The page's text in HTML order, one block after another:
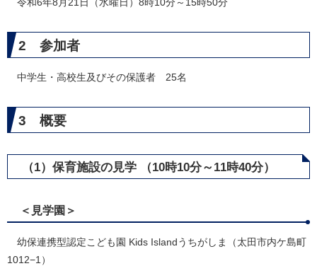
2 参加者
中学生・高校生及びその保護者 25名
3 概要
（1）保育施設の見学 （10時10分～11時40分）
＜見学園＞
幼保連携型認定こども園 Kids Islandうちがしま（太田市内ケ島町
1012−1）